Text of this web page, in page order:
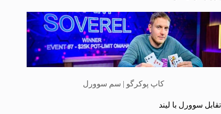
کاپ پوکرگو | سم سوورل
تقابل سوورل با لیند